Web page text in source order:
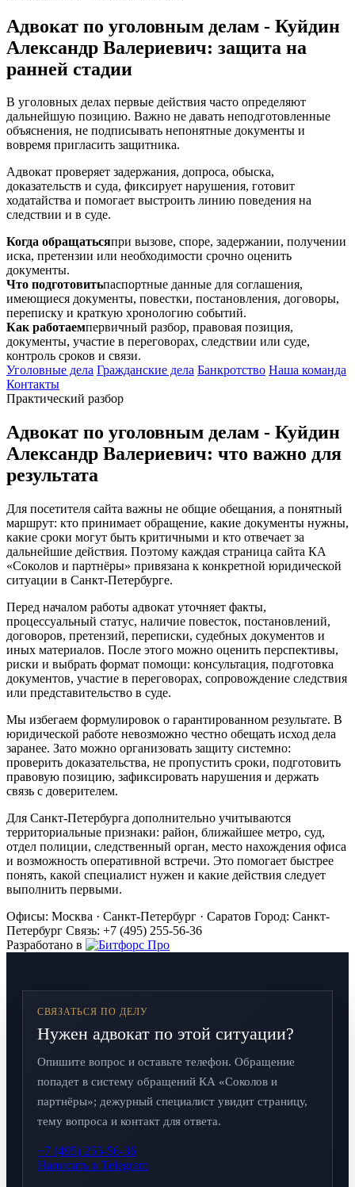
Адвокат по уголовным делам - Куйдин
Александр Валериевич: защита на
ранней стадии
В уголовных делах первые действия часто определяют
дальнейшую позицию. Важно не давать неподготовленные
объяснения, не подписывать непонятные документы и
вовремя пригласить защитника.
Адвокат проверяет задержания, допроса, обыска,
доказательств и суда, фиксирует нарушения, готовит
ходатайства и помогает выстроить линию поведения на
следствии и в суде.
Когда обращатьсяпри вызове, споре, задержании, получении
иска, претензии или необходимости срочно оценить
документы.
Что подготовитьпаспортные данные для соглашения,
имеющиеся документы, повестки, постановления, договоры,
переписку и краткую хронологию событий.
Как работаемпервичный разбор, правовая позиция,
документы, участие в переговорах, следствии или суде,
контроль сроков и связи.
Уголовные дела Гражданские дела Банкротство Наша команда
Контакты
Практический разбор
Адвокат по уголовным делам - Куйдин
Александр Валериевич: что важно для
результата
Для посетителя сайта важны не общие обещания, а понятный
маршрут: кто принимает обращение, какие документы нужны,
какие сроки могут быть критичными и кто отвечает за
дальнейшие действия. Поэтому каждая страница сайта КА
«Соколов и партнёры» привязана к конкретной юридической
ситуации в Санкт-Петербурге.
Перед началом работы адвокат уточняет факты,
процессуальный статус, наличие повесток, постановлений,
договоров, претензий, переписки, судебных документов и
иных материалов. После этого можно оценить перспективы,
риски и выбрать формат помощи: консультация, подготовка
документов, участие в переговорах, сопровождение следствия
или представительство в суде.
Мы избегаем формулировок о гарантированном результате. В
юридической работе невозможно честно обещать исход дела
заранее. Зато можно организовать защиту системно:
проверить доказательства, не пропустить сроки, подготовить
правовую позицию, зафиксировать нарушения и держать
связь с доверителем.
Для Санкт-Петербурга дополнительно учитываются
территориальные признаки: район, ближайшее метро, суд,
отдел полиции, следственный орган, место нахождения офиса
и возможность оперативной встречи. Это помогает быстрее
понять, какой специалист нужен и какие действия следует
выполнить первыми.
Офисы: Москва · Санкт-Петербург · Саратов Город: Санкт-
Петербург Связь: +7 (495) 255-56-36
Разработано в
СВЯЗАТЬСЯ ПО ДЕЛУ
Нужен адвокат по этой ситуации?
Опишите вопрос и оставьте телефон. Обращение
попадет в систему обращений КА «Соколов и
партнёры»; дежурный специалист увидит страницу,
тему вопроса и контакт для ответа.
+7 (495) 255-56-36
Написать в Telegram